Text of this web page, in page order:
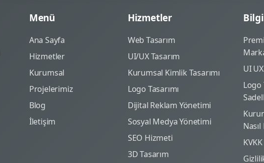
Menü
Ana Sayfa
Hizmetler
Kurumsal
Projelerimiz
Blog
İletişim
Hizmetler
Web Tasarım
UI/UX Tasarım
Kurumsal Kimlik Tasarımı
Logo Tasarımı
Dijital Reklam Yönetimi
Sosyal Medya Yönetimi
SEO Hizmeti
3D Tasarım
Bilgi
UI
Logo
KVKK